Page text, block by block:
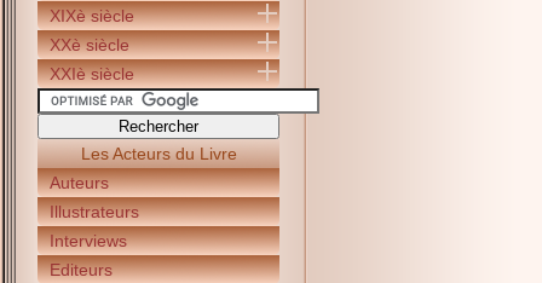
XIXè siècle
XXè siècle
XXIè siècle
Les Acteurs du Livre
Auteurs
Illustrateurs
Interviews
Editeurs